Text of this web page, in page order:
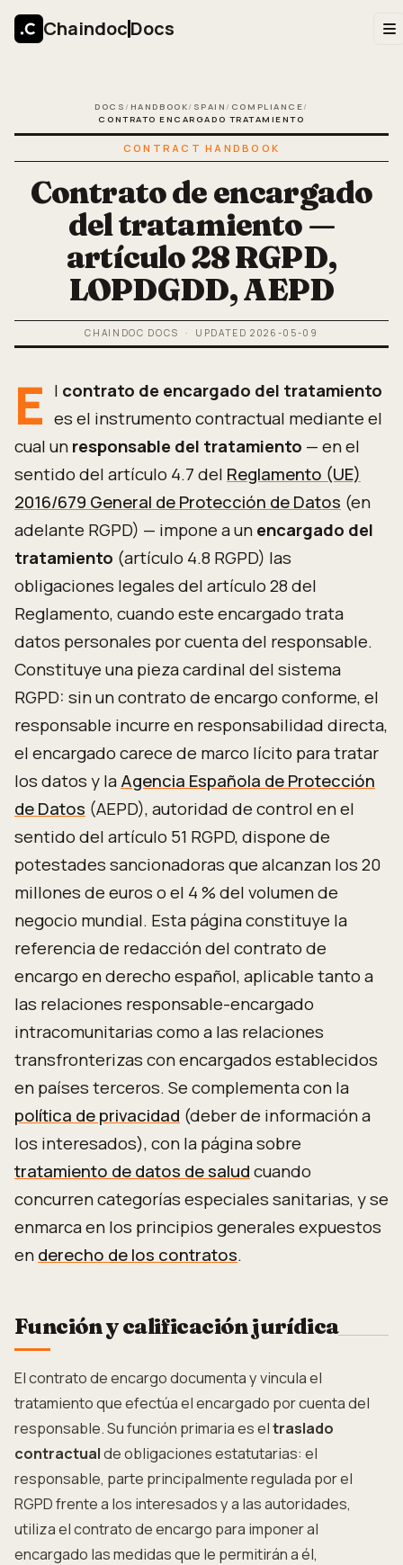
ChaindocDocs
DOCS / HANDBOOK/ SPAIN / COMPLIANCE/
CONTRATO ENCARGADO TRATAMIENTO
CONTRACT HANDBOOK
Contrato de encargado
del tratamiento —
artículo 28 RGPD,
LOPDGDD, AEPD
CHAINDOC DOCS · UPDATED2026-05-09
E l contrato de encargado del tratamiento
es el instrumento contractual mediante el
cual unresponsable del tratamiento — en el
sentido del artículo 4.7 del Reglamento (UE)
2016/679 General de Protección de Datos (en
adelante RGPD) — impone a unencargado del
tratamiento (artículo 4.8 RGPD) las
obligaciones legales del artículo 28 del
Reglamento, cuando este encargado trata
datos personales por cuenta del responsable.
Constituye una pieza cardinal del sistema
RGPD: sin un contrato de encargo conforme, el
responsable incurre en responsabilidad directa,
el encargado carece de marco lícito para tratar
los datos y laAgencia Española de Protección
de Datos (AEPD), autoridad de control en el
sentido del artículo 51 RGPD, dispone de
potestades sancionadoras que alcanzan los 20
millones de euros o el 4 % del volumen de
negocio mundial. Esta página constituye la
referencia de redacción del contrato de
encargo en derecho español, aplicable tanto a
las relaciones responsable-encargado
intracomunitarias como a las relaciones
transfronterizas con encargados establecidos
en países terceros. Se complementa con la
política de privacidad (deber de información a
los interesados), con la página sobre
tratamiento de datos de saludcuando
concurren categorías especiales sanitarias, y se
enmarca en los principios generales expuestos
enderecho de los contratos.
Función y calificación jurídica
El contrato de encargo documenta y vincula el
tratamiento que efectúa el encargado por cuenta del
responsable. Su función primaria es eltraslado
contractualde obligaciones estatutarias: el
responsable, parte principalmente regulada por el
RGPD frente a los interesados y a las autoridades,
utiliza el contrato de encargo para imponer al
encargado las medidas que le permitirán a él,